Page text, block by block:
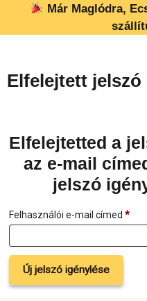
tartalomba
Már Maglódra,
Elfelejtett jelszó
Elfelejtetted a
az e-mail
jelszó
Felhasználói e-mail címed *
Új jelszó igénylése